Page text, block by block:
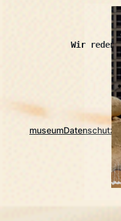
Wir reden
museumDatenschutz